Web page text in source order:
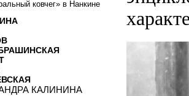
ковчег» в Нанкине
КАЛИНИНА